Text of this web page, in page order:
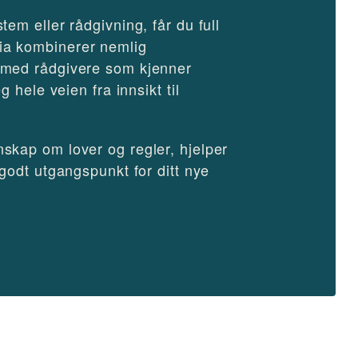
eller rådgivning, får du full
kombinerer nemlig
rådgivere som kjenner
hele veien fra innsikt til
om lover og regler, hjelper
utgangspunkt for ditt nye